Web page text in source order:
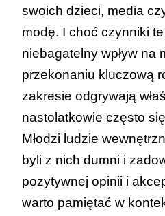
swoich dzieci, media
modę. I choć czynniki
niebagatelny wpływ na
przekonaniu kluczową
zakresie odgrywają
nastolatkowie często
Młodzi ludzie
byli z nich dumni i
pozytywnej opinii i
warto pamiętać w